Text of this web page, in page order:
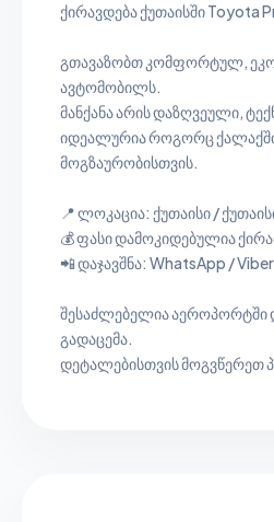
ქირავდება ქუთაისში Toyota
გთავაზობთ კომფორტულ,
ავტომობილს.
მანქანა არის დაზღვეული,
იდეალურია როგორც
მოგზაურობისთვის.
📍 ლოკაცია: ქუთაისი /
💰 ფასი დამოკიდებულია
📲 დაჯავშნა: WhatsApp /
შესაძლებელია აეროპორტში
გადაცემა.
დეტალებისთვის მოგვწერეთ